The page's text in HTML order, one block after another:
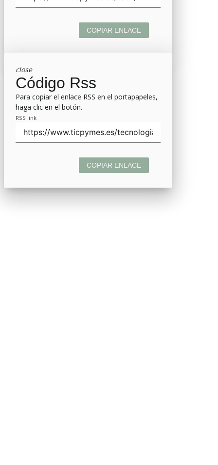
COPIAR ENLACE
close
Código Rss
Para copiar el enlace RSS en el portapapeles,
haga clic en el botón.
RSS link
COPIAR ENLACE